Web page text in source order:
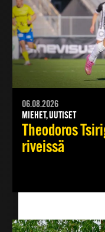
06.08.2026
MIEHET, UUTISET
Theodoros
riveissä